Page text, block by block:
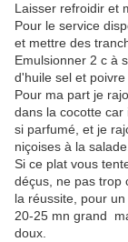
Laisser refroidir et
Pour le service
et mettre des
Emulsionner 2 c à
d'huile sel et
Pour ma part je
dans la cocotte
si parfumé, et je
niçoises à la salade.
Si ce plat vous
déçus, ne pas trop
la réussite, pour
20-25 mn grand
doux.